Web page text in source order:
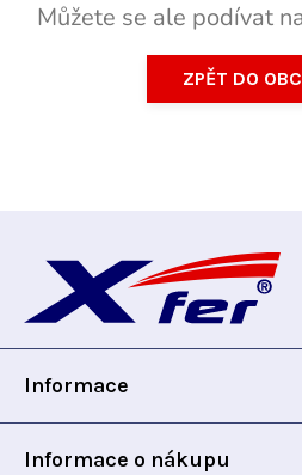
Můžete se ale podívat
ZPĚT DO
p
Informace
Informace o nákupu